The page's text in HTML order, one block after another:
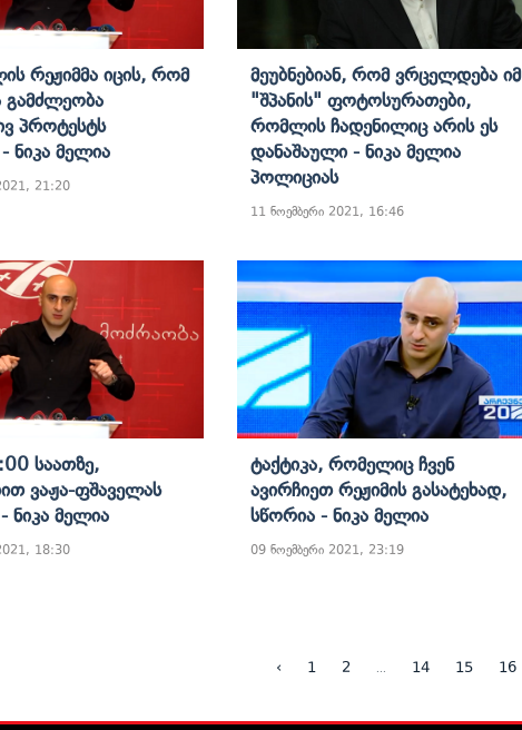
Რეჟიმმა Იცის, Რომ
Პროტესტს
Ნიკა Მელია
21:20
Მეუბნებიან, Რომ Ვრცელდება Იმ
"შპანის" Ფოტოსურათები,
Რომლის Ჩადენილიც Არის Ეს
Დანაშაული - Ნიკა Მელია
Პოლიციას
11 ნოემბერი 2021, 16:46
Საათზე,
Ვაჟა-Ფშაველას
Ნიკა Მელია
18:30
Ტაქტიკა, Რომელიც Ჩვენ
Ავირჩიეთ Რეჟიმის Გასატეხად,
Სწორია - Ნიკა Მელია
09 ნოემბერი 2021, 23:19
‹ 1 2 14 15 16